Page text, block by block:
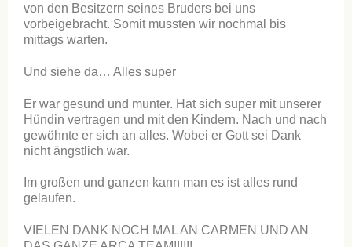
von den Besitzern seines Bruders bei uns
vorbeigebracht. Somit mussten wir nochmal bis
mittags warten.
Und siehe da… Alles super
Er war gesund und munter. Hat sich super mit unserer
Hündin vertragen und mit den Kindern. Nach und nach
gewöhnte er sich an alles. Wobei er Gott sei Dank
nicht ängstlich war.
Im großen und ganzen kann man es ist alles rund
gelaufen.
VIELEN DANK NOCH MAL AN CARMEN UND AN